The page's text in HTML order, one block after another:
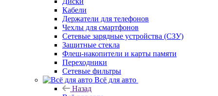
Кабели
Держатели для телефонов
Чехлы для смартфонов
Сетевые зарядные устройства (СЗУ)
Защитные стекла
Флеш-накопители и карты памяти
Переходники
Сетевые фильтры
Всё для авто
Назад